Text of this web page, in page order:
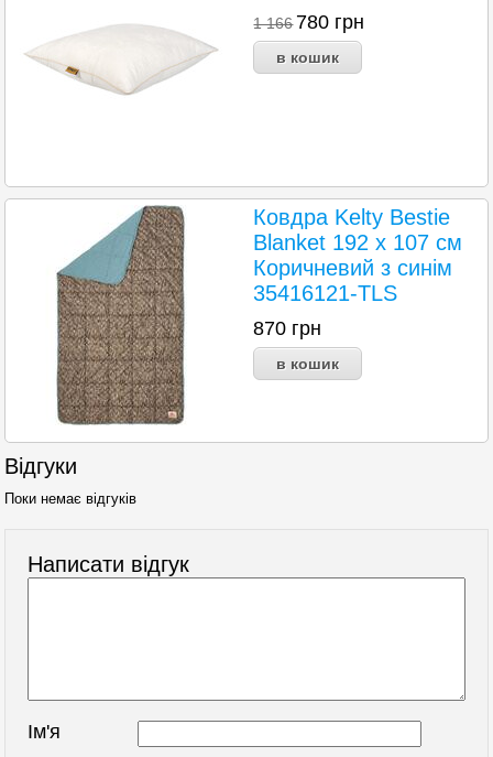
1 166 780 грн
Ковдра Kelty Bestie
Blanket 192 х 107 см
Коричневий з синім
35416121-TLS
870 грн
Відгуки
Поки немає відгуків
Написати відгук
Ім'я